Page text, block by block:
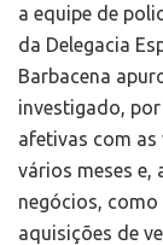
a equipe de
da Delegacia
Barbacena
investigado,
afetivas com
vários meses e,
negócios, como
aquisições de